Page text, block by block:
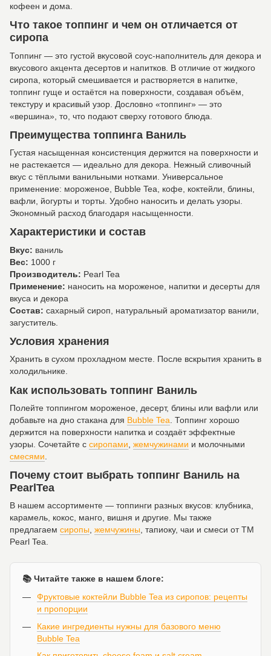
кофеен и дома.
Что такое топпинг и чем он отличается от
сиропа
Топпинг — это густой вкусовой соус-наполнитель для декора и
вкусового акцента десертов и напитков. В отличие от жидкого
сиропа, который смешивается и растворяется в напитке,
топпинг гуще и остаётся на поверхности, создавая объём,
текстуру и красивый узор. Дословно «топпинг» — это
«вершина», то, что подают сверху готового блюда.
Преимущества топпинга Ваниль
Густая насыщенная консистенция держится на поверхности и
не растекается — идеально для декора. Нежный сливочный
вкус с тёплыми ванильными нотками. Универсальное
применение: мороженое, Bubble Tea, кофе, коктейли, блины,
вафли, йогурты и торты. Удобно наносить и делать узоры.
Экономный расход благодаря насыщенности.
Характеристики и состав
Вкус: ваниль
Вес: 1000 г
Производитель: Pearl Tea
Применение: наносить на мороженое, напитки и десерты для
вкуса и декора
Состав: сахарный сироп, натуральный ароматизатор ванили,
загуститель.
Условия хранения
Хранить в сухом прохладном месте. После вскрытия хранить в
холодильнике.
Как использовать топпинг Ваниль
Полейте топпингом мороженое, десерт, блины или вафли или
добавьте на дно стакана для Bubble Tea . Топпинг хорошо
держится на поверхности напитка и создаёт эффектные
узоры. Сочетайте с сиропами жемчужинами и молочными
смесями
Почему стоит выбрать топпинг Ваниль на
PearlTea
В нашем ассортименте — топпинги разных вкусов: клубника,
карамель, кокос, манго, вишня и другие. Мы также
предлагаем сиропы, жемчужины, тапиоку, чаи и смеси от ТМ
Pearl Tea.
📚 Читайте также в нашем блоге:
Фруктовые коктейли Bubble Tea из сиропов: рецепты
и пропорции
Какие ингредиенты нужны для базового меню
Bubble Tea